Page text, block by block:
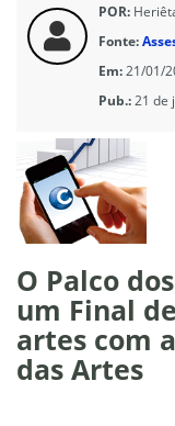
POR:
Fonte:
Em:21/01/
Pub.:21 de
O Palco
um Final
artes com
das Artes